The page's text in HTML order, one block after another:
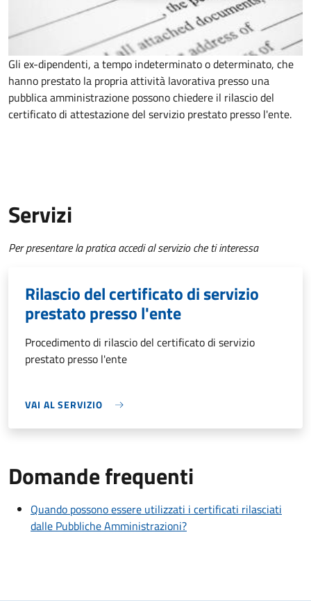
Gli ex-dipendenti, a tempo indeterminato o determinato, che
hanno prestato la propria attività lavorativa presso una
pubblica amministrazione possono chiedere il rilascio del
certificato di attestazione del servizio prestato presso l'ente.
Servizi
Per presentare la pratica accedi al servizio che ti interessa
Rilascio del certificato di servizio
prestato presso l'ente
Procedimento di rilascio del certificato di servizio
prestato presso l'ente
VAI AL SERVIZIO
Domande frequenti
Quando possono essere utilizzati i certificati rilasciati
dalle Pubbliche Amministrazioni?